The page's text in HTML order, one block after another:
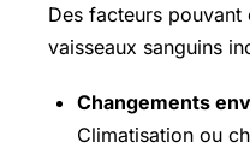
Des facteurs
vaisseaux sanguins
Changements
Climatisation ou